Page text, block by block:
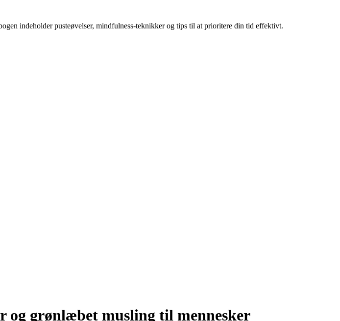
indeholder pusteøvelser, mindfulness-teknikker og tips til at prioritere din tid effektivt.
og grønlæbet musling til mennesker